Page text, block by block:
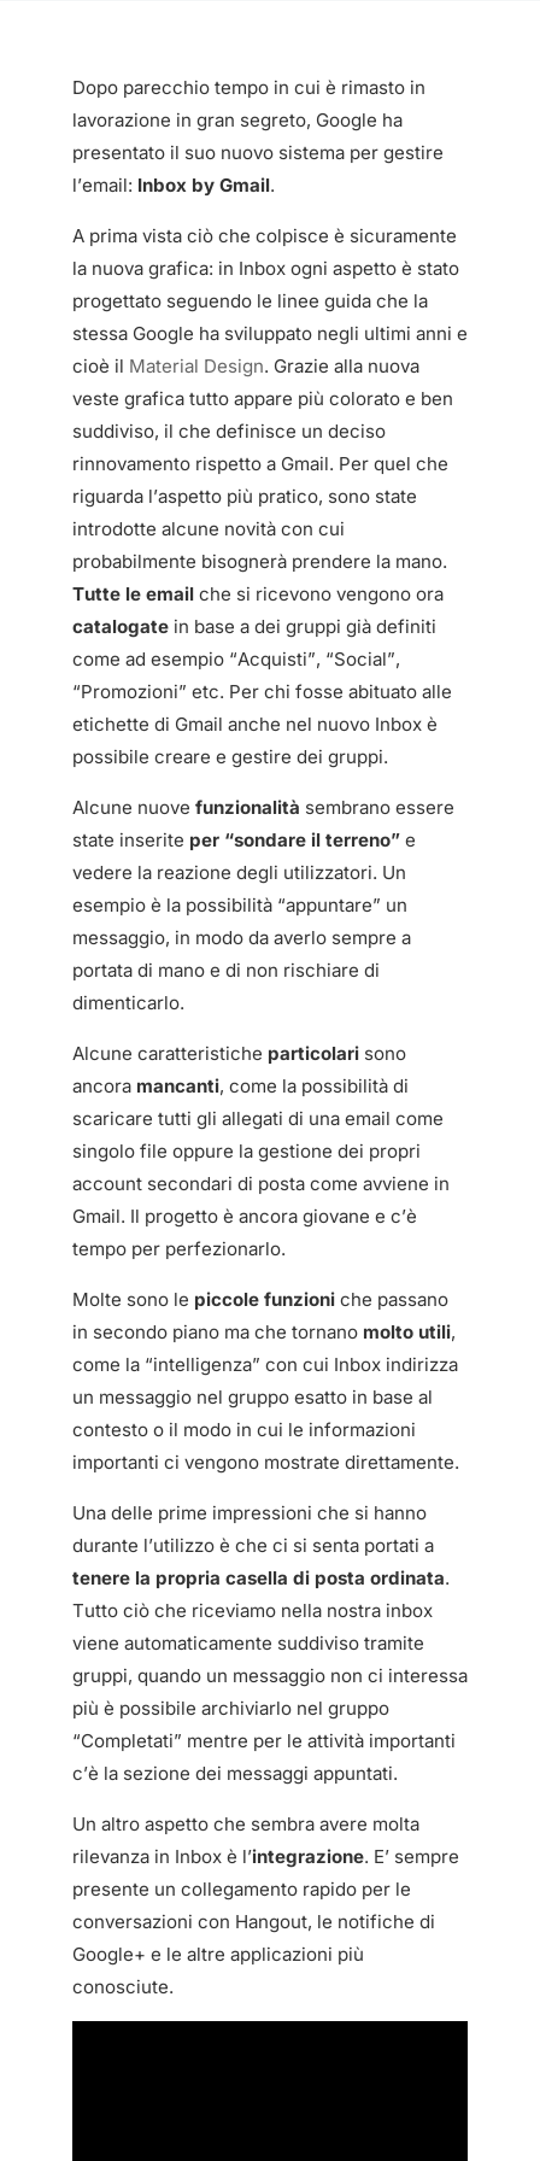
Dopo parecchio tempo in cui è rimasto in
lavorazione in gran segreto, Google ha
presentato il suo nuovo sistema per gestire
l’email: Inbox by Gmail.
A prima vista ciò che colpisce è sicuramente
la nuova grafica: in Inbox ogni aspetto è stato
progettato seguendo le linee guida che la
stessa Google ha sviluppato negli ultimi anni e
cioè il Material Design. Grazie alla nuova
veste grafica tutto appare più colorato e ben
suddiviso, il che definisce un deciso
rinnovamento rispetto a Gmail. Per quel che
riguarda l’aspetto più pratico, sono state
introdotte alcune novità con cui
probabilmente bisognerà prendere la mano.
Tutte le email che si ricevono vengono ora
catalogate in base a dei gruppi già definiti
come ad esempio “Acquisti”, “Social”,
“Promozioni” etc. Per chi fosse abituato alle
etichette di Gmail anche nel nuovo Inbox è
possibile creare e gestire dei gruppi.
Alcune nuove funzionalità sembrano essere
state inserite per “sondare il terreno” e
vedere la reazione degli utilizzatori. Un
esempio è la possibilità “appuntare” un
messaggio, in modo da averlo sempre a
portata di mano e di non rischiare di
dimenticarlo.
Alcune caratteristiche particolari sono
ancora mancanti, come la possibilità di
scaricare tutti gli allegati di una email come
singolo file oppure la gestione dei propri
account secondari di posta come avviene in
Gmail. Il progetto è ancora giovane e c’è
tempo per perfezionarlo.
Molte sono le piccole funzioni che passano
in secondo piano ma che tornano molto utili,
come la “intelligenza” con cui Inbox indirizza
un messaggio nel gruppo esatto in base al
contesto o il modo in cui le informazioni
importanti ci vengono mostrate direttamente.
Una delle prime impressioni che si hanno
durante l’utilizzo è che ci si senta portati a
tenere la propria casella di posta ordinata.
Tutto ciò che riceviamo nella nostra inbox
viene automaticamente suddiviso tramite
gruppi, quando un messaggio non ci interessa
più è possibile archiviarlo nel gruppo
“Completati” mentre per le attività importanti
c’è la sezione dei messaggi appuntati.
Un altro aspetto che sembra avere molta
rilevanza in Inbox è l’integrazione. E’ sempre
presente un collegamento rapido per le
conversazioni con Hangout, le notifiche di
Google+ e le altre applicazioni più
conosciute.